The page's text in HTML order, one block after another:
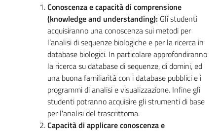
Conoscenza e capacità di comprensione
(knowledge and understanding): Gli studenti
acquisiranno una conoscenza sui metodi per
l’analisi di sequenze biologiche e per la ricerca in
database biologici. In particolare approfondiranno
la ricerca su database di sequenze, di domini, ed
una buona familiarità con i database pubblici e i
programmi di analisi e visualizzazione. Infine gli
studenti potranno acquisire gli strumenti di base
per l'analisi del trascrittoma.
Capacità di applicare conoscenza e